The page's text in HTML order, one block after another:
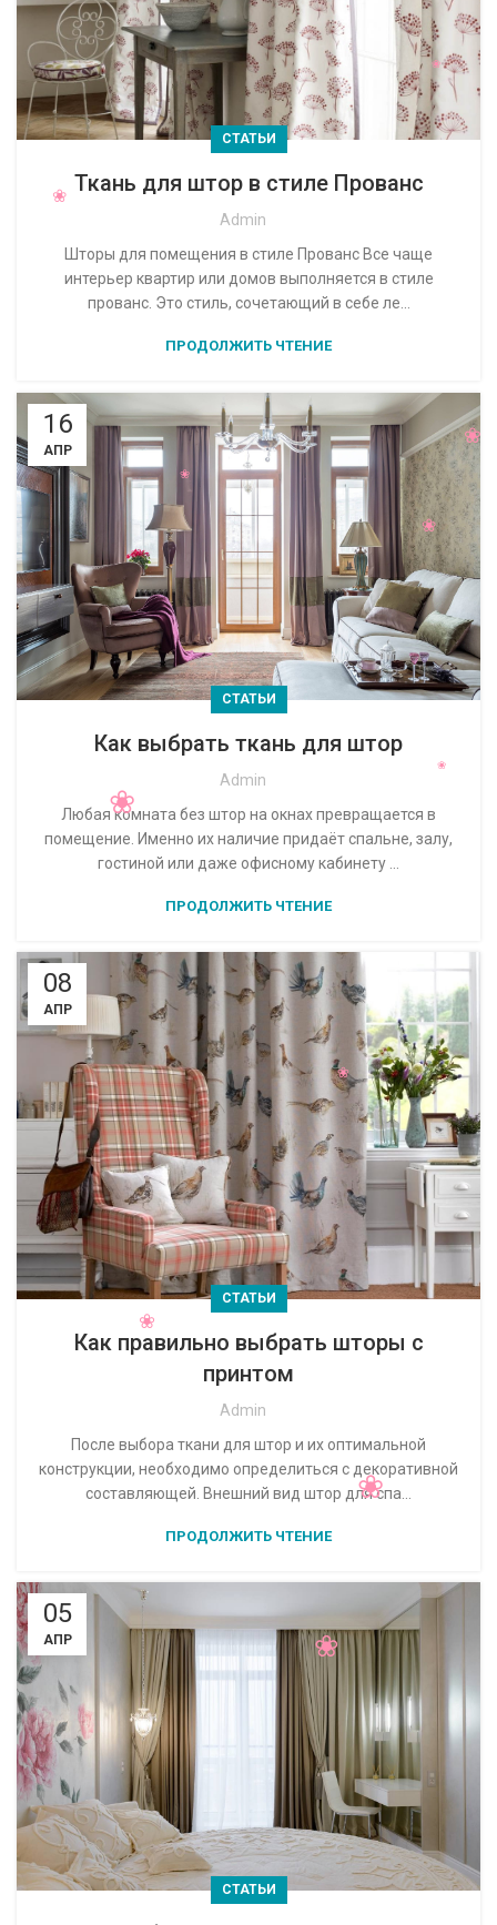
СТАТЬИ
Ткань для штор в стиле Прованс
Admin
Шторы для помещения в стиле Прованс Все чаще
интерьер квартир или домов выполняется в стиле
прованс. Это стиль, сочетающий в себе ле...
ПРОДОЛЖИТЬ ЧТЕНИЕ
16
АПР
СТАТЬИ
Как выбрать ткань для штор
Admin
Любая комната без штор на окнах превращается в
помещение. Именно их наличие придаёт спальне, залу,
гостиной или даже офисному кабинету ...
ПРОДОЛЖИТЬ ЧТЕНИЕ
08
АПР
СТАТЬИ
Как правильно выбрать шторы с
принтом
Admin
После выбора ткани для штор и их оптимальной
конструкции, необходимо определиться с декоративной
составляющей. Внешний вид штор для спа...
ПРОДОЛЖИТЬ ЧТЕНИЕ
05
АПР
СТАТЬИ